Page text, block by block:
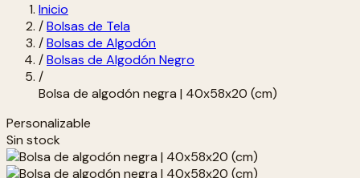
Inicio
/Bolsas de Tela
/Bolsas de Algodón
/Bolsas de Algodón Negro
/
Bolsa de algodón negra | 40x58x20 (cm)
Personalizable
Sin stock